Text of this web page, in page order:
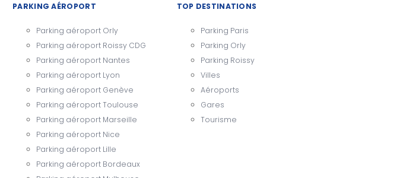
PARKING AÉROPORT
Parking aéroport Orly
Parking aéroport Roissy CDG
Parking aéroport Nantes
Parking aéroport Lyon
Parking aéroport Genève
Parking aéroport Toulouse
Parking aéroport Marseille
Parking aéroport Nice
Parking aéroport Lille
Parking aéroport Bordeaux
TOP DESTINATIONS
Parking Paris
Parking Orly
Parking Roissy
Villes
Aéroports
Gares
Tourisme